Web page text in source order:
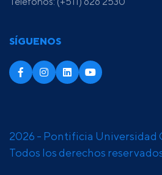
SÍGUENOS
2026 - Pontificia Universidad
Todos los derechos